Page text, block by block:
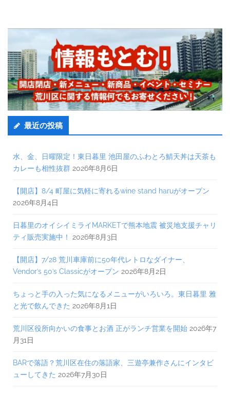
最近の投稿
水、金、日曜限定！東日暮里 池田屋のふわとろ鯖天丼は天茶も
カレーも相性抜群 2026年8月6日
【開店】8/4 町屋に気軽に寄れるwine stand haruがオープン
2026年8月4日
日暮里のオイシイミライMARKETで熊本地震 被災地支援チャリ
ティ販売実施中！
2026年8月3日
【開店】7/28 荒川車庫前に50年代レトロなダイナー、
Vendor’s 50’s Classicがオープン 2026年8月2日
ちょっと手の入った気になるメニューがいろいろ。東日暮里 雅
と光で飲んできた 2026年8月1日
荒川区役所向かいの食事とお酒 正がランチ営業を開始 2026年7
月31日
BARで落語？荒川区在住の落語家、三遊亭兼作さんにインタビ
ューしてきた 2026年7月30日